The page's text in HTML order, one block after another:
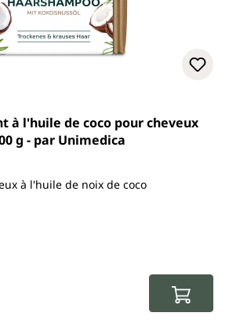
sur 5 étoiles
g - par Unimedica
à l'huile de noix de coco